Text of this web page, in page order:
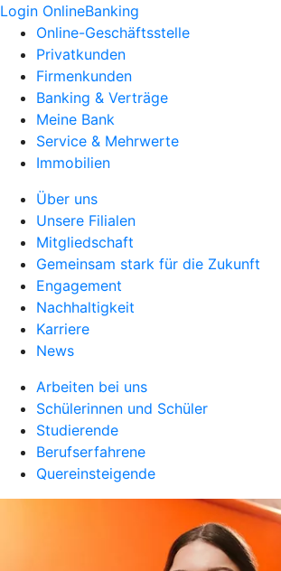
Login OnlineBanking
Online-Geschäftsstelle
Privatkunden
Firmenkunden
Banking & Verträge
Meine Bank
Service & Mehrwerte
Immobilien
Über uns
Unsere Filialen
Mitgliedschaft
Gemeinsam stark für die Zukunft
Engagement
Nachhaltigkeit
Karriere
News
Arbeiten bei uns
Schülerinnen und Schüler
Studierende
Berufserfahrene
Quereinsteigende